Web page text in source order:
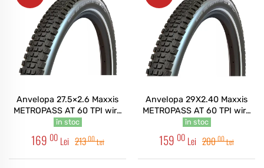
Anvelopa 27.5×2.6 Maxxis
METROPASS AT 60 TPI wire
4S, RI, EXO, TR, REF
în stoc
169 00 Lei 21300Lei
Anvelopa 29X2.40 Maxxis
METROPASS AT 60 TPI wire
4S, RI, EXO, TR, REF
în stoc
159 00 Lei 20000Lei